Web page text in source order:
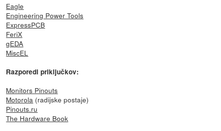
Eagle
Engineering Power Tools
ExpressPCB
FeriX
gEDA
MiscEL
Razporedi priključkov:
Monitors Pinouts
Motorola (radijske postaje)
Pinouts.ru
The Hardware Book